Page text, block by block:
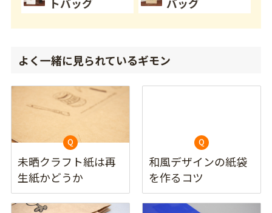
よく一緒に見られているギモン
未晒クラフト紙は再
生紙かどうか
和風デザインの紙袋
を作るコツ